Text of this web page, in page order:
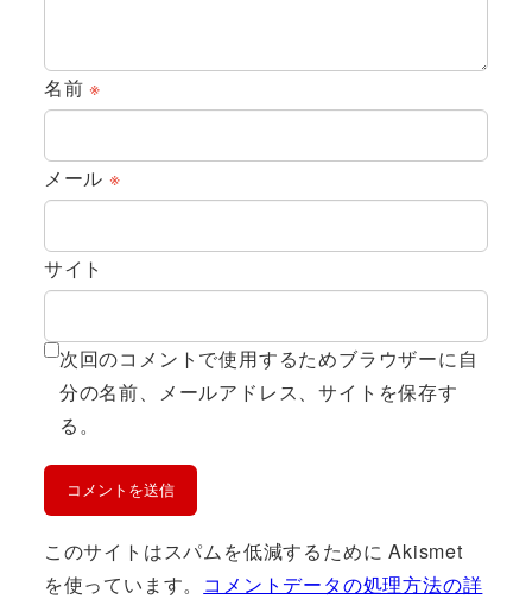
名前※
メール ※
サイト
次回のコメントで使用するためブラウザーに自
分の名前、メールアドレス、サイトを保存す
る。
このサイトはスパムを低減するために Akismet
を使っています。 コメントデータの処理方法の詳